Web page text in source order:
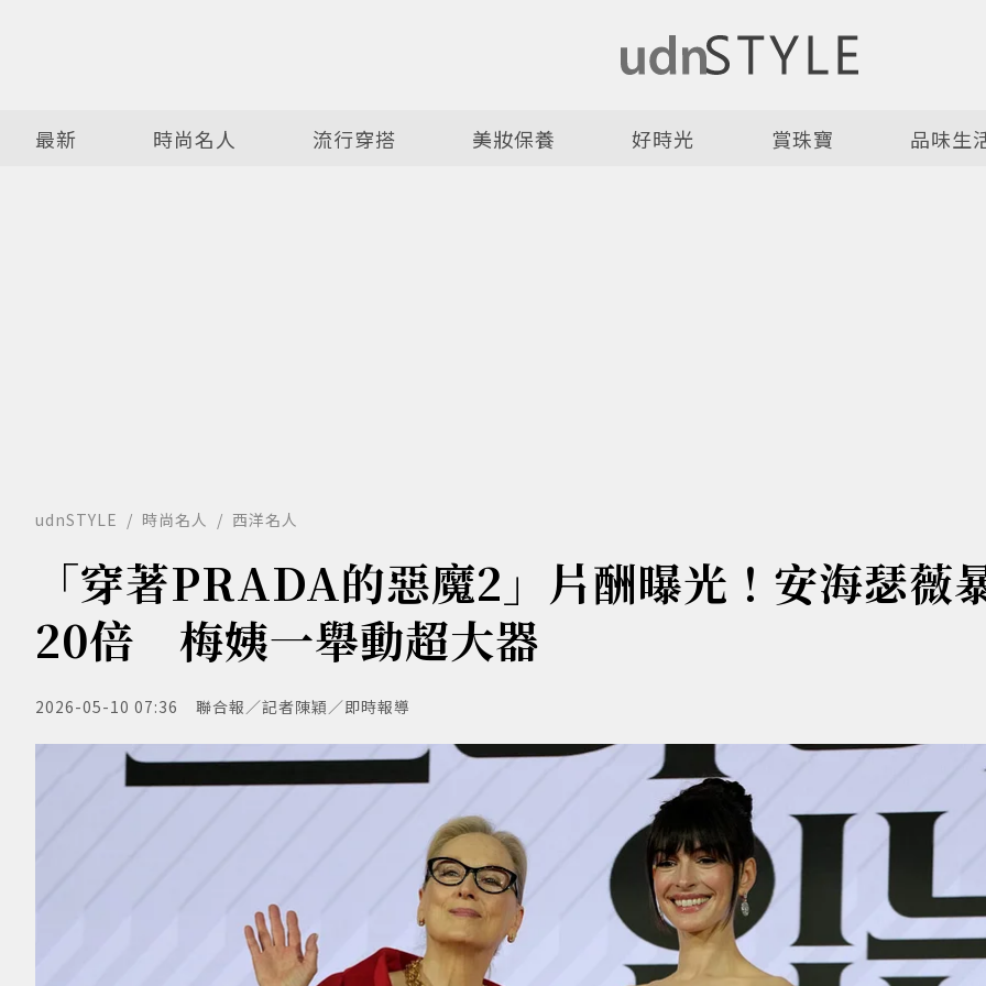
最新 時尚名人 流行穿搭 美妝保養 好時光 賞珠寶 品味生
udnSTYLE 時尚名人 西洋名人
「穿著PRADA的惡魔2」片酬曝光！安海瑟薇
20倍 梅姨一舉動超大器
2026-05-10 07:36 聯合報／記者陳穎／即時報導